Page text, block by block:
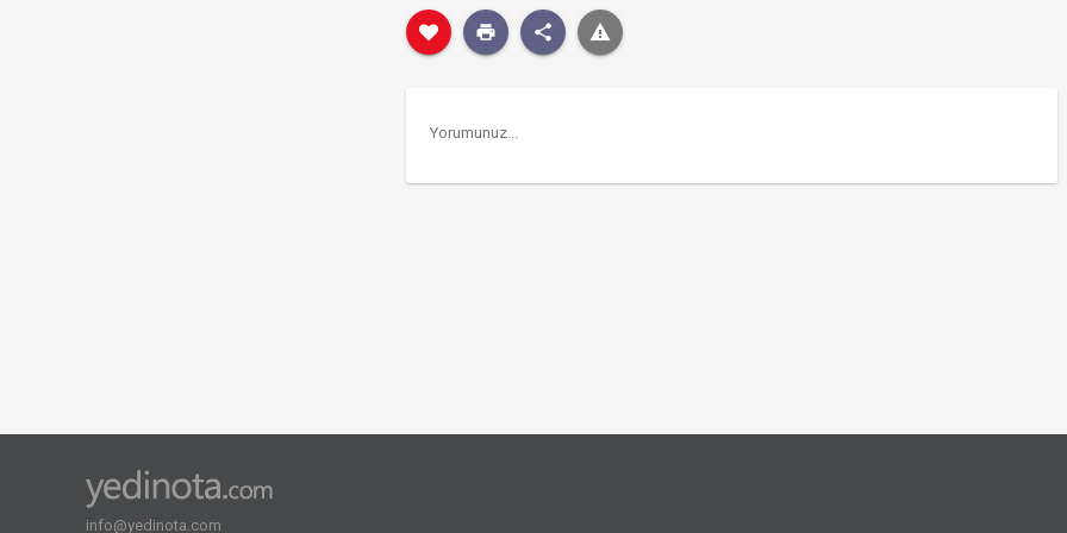
info@yedinota.com